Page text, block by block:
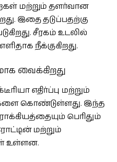
மற்றும் தளர்வான
இதை தடுப்பதற்கு
சீரகம் உடலில்
நீக்குகிறது.
வைக்கிறது
எதிர்ப்பு மற்றும்
கொண்டுள்ளது. இந்த
பெரிதும்
மற்றும்
உள்ளன.